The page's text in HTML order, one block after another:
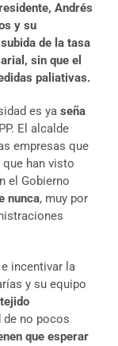
Andrés
y su
de la tasa
sin que el
paliativas.
es ya seña
El alcalde
empresas que
han visto
el Gobierno
nunca, muy por
incentivar la
y su equipo
de no pocos
que esperar